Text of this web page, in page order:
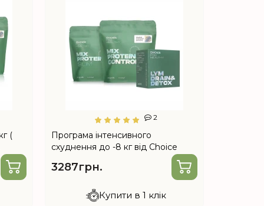
(
2
Програма інтенсивного
схуднення до -8 кг від Choice
3287грн.
Купити в 1 клік